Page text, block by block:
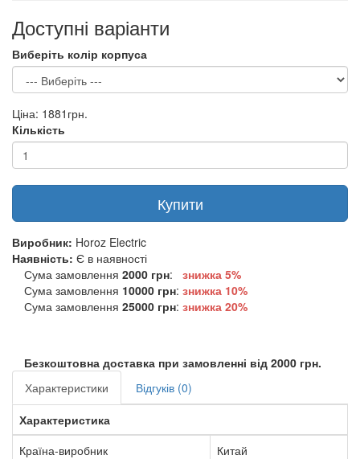
Доступні варіанти
Виберіть колір корпуса
Ціна: 1881грн.
Кількість
Купити
Виробник: Horoz Electric
Наявність: Є в наявності
Сума замовлення 2000 грн:
знижка 5%
Сума замовлення 10000 грн: знижка 10%
Сума замовлення 25000 грн: знижка 20%
Безкоштовна доставка при замовленні від 2000 грн.
Характеристики
Відгуків (0)
Характеристика
Країна-виробник
Китай